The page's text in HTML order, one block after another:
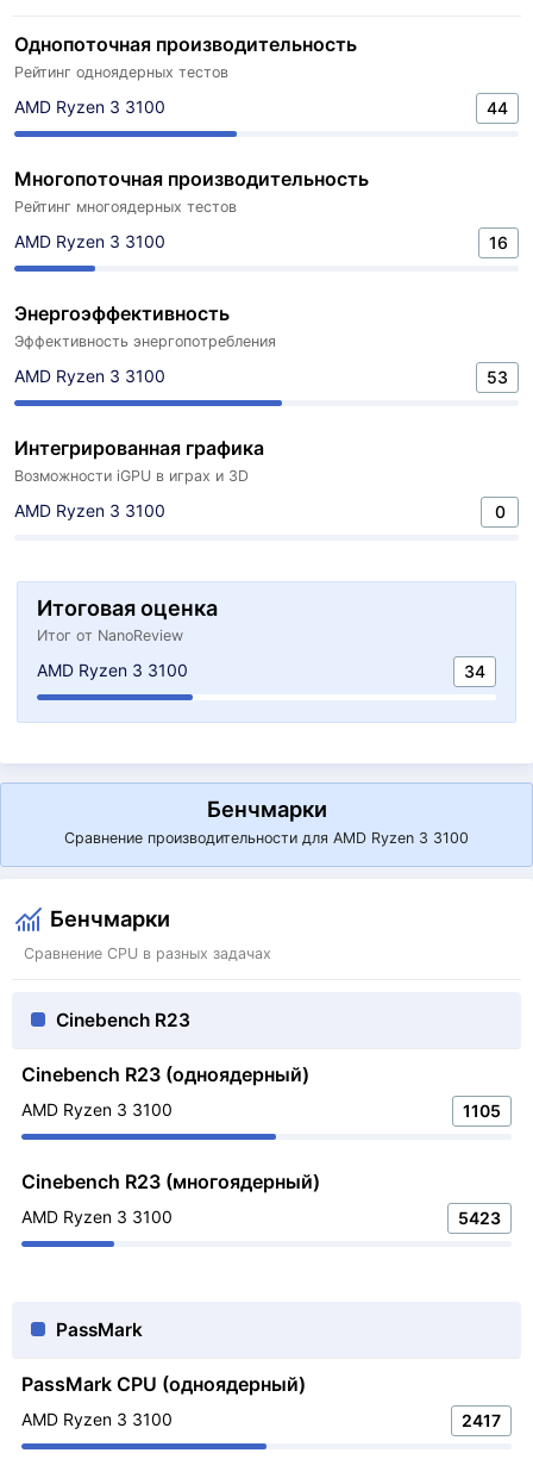
Однопоточная производительность
Рейтинг одноядерных тестов
AMD Ryzen 3 3100 44
Многопоточная производительность
Рейтинг многоядерных тестов
AMD Ryzen 3 3100 16
Энергоэффективность
Эффективность энергопотребления
AMD Ryzen 3 3100 53
Интегрированная графика
Возможности iGPU в играх и 3D
AMD Ryzen 3 3100 0
Итоговая оценка
Итог от NanoReview
AMD Ryzen 3 3100 34
Бенчмарки
Сравнение производительности для AMD Ryzen 3 3100
Бенчмарки
Сравнение CPU в разных задачах
Cinebench R23
Cinebench R23 (одноядерный)
AMD Ryzen 3 3100 1105
Cinebench R23 (многоядерный)
AMD Ryzen 3 3100 5423
PassMark
PassMark CPU (одноядерный)
AMD Ryzen 3 3100 2417